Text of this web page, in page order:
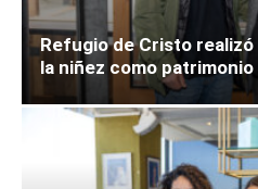
Refugio de Cristo
la niñez como